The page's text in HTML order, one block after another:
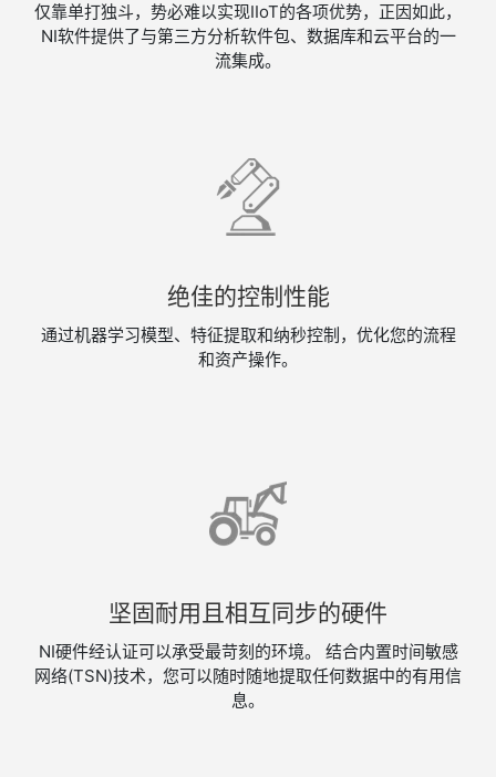
仅​靠​单​打​独​斗，​势必​难以​实现​IIoT​的​各​项​优势，​正因​如此，​
NI​软件​提供​了​与​第三​方​分析​软件​包、​数据​库​和​云​平台​的​一
流​集成。
绝佳的控制性能
通过​机器​学习​模型、​特征​提取​和​纳​秒​控制，​优​化​您​的​流程​
和​资产​操作。
坚固耐用且相互同步的硬件
NI硬件经认证可以承受最苛刻的环境。 结合内置时间敏感
网络(TSN)技术，您可以随时随地提取任何数据中的有用信
息。